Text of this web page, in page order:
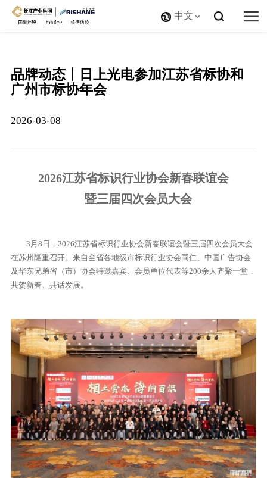
中文
品牌动态丨日上光电参加江苏省标协和
广州市标协年会
2026-03-08
2026江苏省标识行业协会新春联谊会
暨三届四次会员大会
3月8日，2026江苏省标识行业协会新春联谊会暨三届四次会员大会
在苏州隆重召开。来自全省各地级市标识行业协会同仁、中国广告协会
及华东兄弟省（市）协会特邀嘉宾、会员单位代表等200余人齐聚一堂，
共贺新春、共话发展。